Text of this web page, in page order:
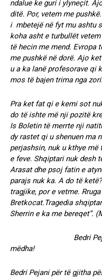
ndalue ke guri i ylyneçit.
ditë. Por, vetem me
i mbetejë në fyt mu ashtu
koha asht e turbullët
të hecin me mend. Evropa
me pushkë në dorë. Ajo
u a ka lanë profesorave qi
mos të bajen trima nga zori.
Pra ket fat qi e kemi sot
do të ishte më nji pozitë
Is Boletin të merrte nji
dy rastet qi u shenuen ma
perjashsin, nuk u kthye
e feve. Shqiptari nuk desh
Arasat dhe psoj fatin e
parajs nuk ka. A do të
tragjike, por e vetme.
Bretkocat.Tragedia
Sherrin e ka me bereqet”.
Bedri Pejani ishte
mëdha!
Bedri Pejani për të gjitha